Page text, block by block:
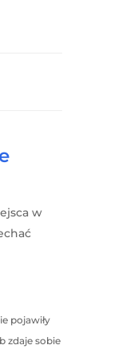
w
pojawiły
zdaje sobie